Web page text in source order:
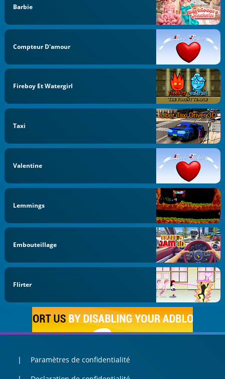
Barbie
Compteur D'amour
Fireboy Et Watergirl
Taxi
Valentine
Lemmings
Embouteillage
Flirter
Paramètres de confidentialité